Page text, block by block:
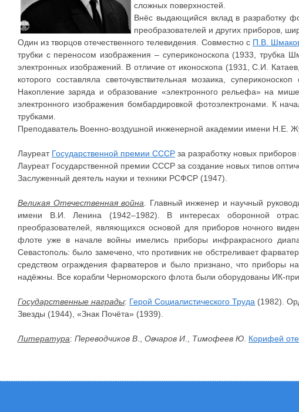
сложных поверхностей.
Внёс выдающийся вклад в разработку
преобразователей и других приборов,
Один из творцов отечественного телевидения. Совместно с П.В.
трубки с переносом изображения – супериконоскопа (1933, трубка
электронных изображений. В отличие от иконоскопа (1931, С.И.
которого составляла светочувствительная мозаика,
Накопление заряда и образование «электронного рельефа» на
электронного изображения бомбардировкой фотоэлектронами. К
трубками.
Преподаватель Военно-воздушной инженерной академии имени Н.Е.
Лауреат Государственной премии СССР за разработку новых приборов
Лауреат Государственной премии СССР за создание новых типов
Заслуженный деятель науки и техники РСФСР (1947).
Великая Отечественная война . Главный инженер и научный
имени В.И. Ленина (1942–1982). В интересах оборонной
преобразователей, являющихся основой для приборов ночного
флоте уже в начале войны имелись приборы инфракрасного
Севастополь: было замечено, что противник не обстреливает
средством ограждения фарватеров и было признано, что приборы
надёжны. Все корабли Черноморского флота были оборудованы ИК-
Государственные награды: Герой Социалистического Труда (1982).
Звезды (1944), «Знак Почёта» (1939).
Литература: Переводчиков В Овчаров И Тимофеев Ю Корифей